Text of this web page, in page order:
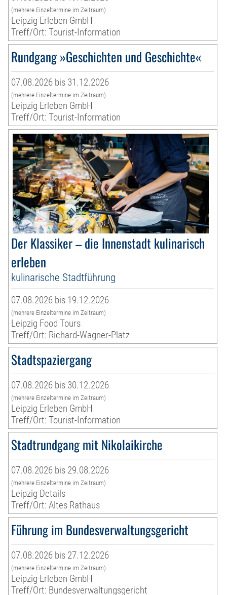
(mehrere Einzeltermine im Zeitraum)
Leipzig Erleben GmbH
Treff/Ort: Tourist-Information
Rundgang »Geschichten und Geschichte«
07.08.2026 bis 31.12.2026
(mehrere Einzeltermine im Zeitraum)
Leipzig Erleben GmbH
Treff/Ort: Tourist-Information
Der Klassiker – die Innenstadt kulinarisch
erleben
kulinarische Stadtführung
07.08.2026 bis 19.12.2026
(mehrere Einzeltermine im Zeitraum)
Leipzig Food Tours
Treff/Ort: Richard-Wagner-Platz
Stadtspaziergang
07.08.2026 bis 30.12.2026
(mehrere Einzeltermine im Zeitraum)
Leipzig Erleben GmbH
Treff/Ort: Tourist-Information
Stadtrundgang mit Nikolaikirche
07.08.2026 bis 29.08.2026
(mehrere Einzeltermine im Zeitraum)
Leipzig Details
Treff/Ort: Altes Rathaus
Führung im Bundesverwaltungsgericht
07.08.2026 bis 27.12.2026
(mehrere Einzeltermine im Zeitraum)
Leipzig Erleben GmbH
Treff/Ort: Bundesverwaltungsgericht